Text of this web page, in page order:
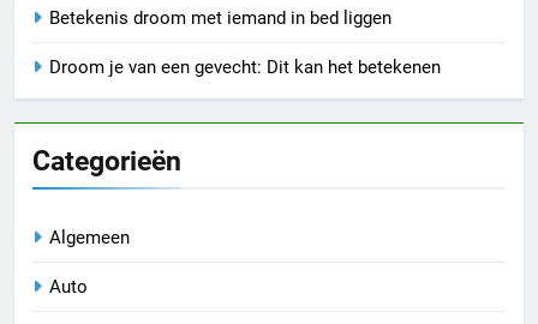
Betekenis droom met iemand in bed liggen
Droom je van een gevecht: Dit kan het betekenen
Categorieën
Algemeen
Auto